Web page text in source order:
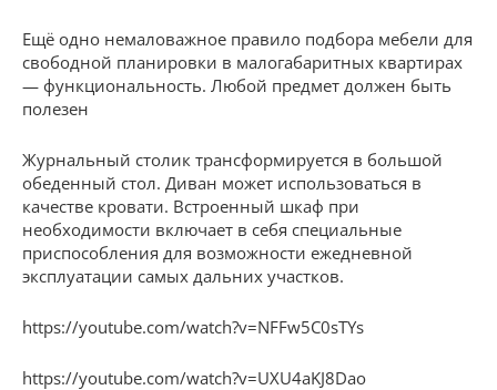
Ещё одно немаловажное правило подбора мебели для
свободной планировки в малогабаритных квартирах
— функциональность. Любой предмет должен быть
полезен
Журнальный столик трансформируется в большой
обеденный стол. Диван может использоваться в
качестве кровати. Встроенный шкаф при
необходимости включает в себя специальные
приспособления для возможности ежедневной
эксплуатации самых дальних участков.
https://youtube.com/watch?v=NFFw5C0sTYs
https://youtube.com/watch?v=UXU4aKJ8Dao